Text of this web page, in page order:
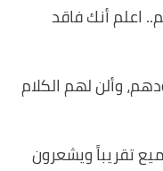
اعلم أنك فاقد
وألن لهم الكلام
تقريباً ويشعرون